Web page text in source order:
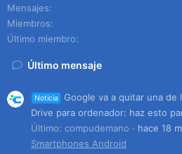
Mensajes
Miembros
Último miembro
Último mensaje
Noticia
Google va a quitar una de
Drive para ordenador: haz esto
Último: compudemano
hace 18
Smartphones Android